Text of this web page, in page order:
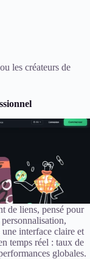
les créateurs de
de liens, pensé pour
interface claire et
temps réel : taux de
globales.